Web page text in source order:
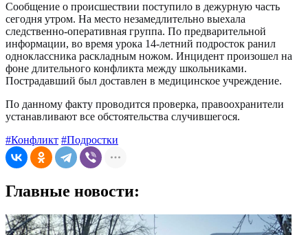
Сообщение о происшествии поступило в дежурную часть
сегодня утром. На место незамедлительно выехала
следственно-оперативная группа. По предварительной
информации, во время урока 14-летний подросток ранил
одноклассника раскладным ножом. Инцидент произошел на
фоне длительного конфликта между школьниками.
Пострадавший был доставлен в медицинское учреждение.
По данному факту проводится проверка, правоохранители
устанавливают все обстоятельства случившегося.
#Конфликт #Подростки
Главные новости: